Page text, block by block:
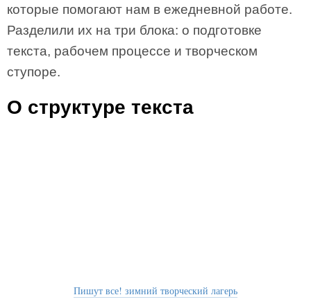
которые помогают нам в ежедневной работе.
Разделили их на три блока: о подготовке
текста, рабочем процессе и творческом
ступоре.
О структуре текста
Пишут все! зимний творческий лагерь